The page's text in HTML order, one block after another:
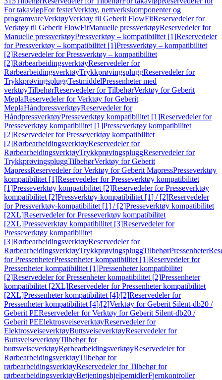
For takavløpFor festerVerktøy, nettverkskomponenter og
programvareVerktøyVerktøy til Geberit FlowFitReservedeler for
Verktøy til Geberit FlowFitManuelle pressverktøyReservedeler for
Manuelle pressverktøyPressverktøy – kompatibilitet [1]Reservedeler
for Pressverktøy – kompatibilitet [1]Pressverktøy – kompatibilitet
[2]Reservedeler for Pressverktøy – kompatibilitet
[2]RørbearbeidingsverktøyReservedeler for
RørbearbeidingsverktøyTrykkprøvingspluggReservedeler for
TrykkprøvingspluggTestmiddelPressenheter med
verktøyTilbehørReservedeler for TilbehørVerktøy for Geberit
MeplaReservedeler for Verktøy for Geberit
MeplaHåndpressverktøyReservedeler for
HåndpressverktøyPresseverktøy kompatibilitet [1]Reservedeler for
Presseverktøy kompatibilitet [1]Presseverktøy kompatibilitet
[2]Reservedeler for Presseverktøy kompatibilitet
[2]RørbearbeidingsverktøyReservedeler for
RørbearbeidingsverktøyTrykkprøvingspluggReservedeler for
TrykkprøvingspluggTilbehørVerktøy for Geberit
MapressReservedeler for Verktøy for Geberit MapressPresseverktøy
kompatibilitet [1]Reservedeler for Presseverktøy kompatibilitet
[1]Presseverktøy kompatibilitet [2]Reservedeler for Presseverktøy
kompatibilitet [2]Pressverktøy-kompatibilitet [1] / [2]Reservedeler
for Pressverktøy-kompatibilitet [1] / [2]Presseverktøy kompatibilitet
[2XL]Reservedeler for Presseverktøy kompatibilitet
[2XL]Presseverktøy kompatibilitet [3]Reservedeler for
Presseverktøy kompatibilitet
[3]RørbearbeidingsverktøyReservedeler for
RørbearbeidingsverktøyTrykkprøvingspluggTilbehørPressenheter
for PressenheterPressenheter kompatibilitet [1]Reservedeler for
Pressenheter kompatibilitet [1]Pressenheter kompatibilitet
[2]Reservedeler for Pressenheter kompatibilitet [2]Pressenheter
kompatibilitet [2XL]Reservedeler for Pressenheter kompatibilitet
[2XL]Pressenheter kompatibilitet [4]/[2]Reservedeler for
Pressenheter kompatibilitet [4]/[2]Verktøy for Geberit Silent-db20 /
Geberit PEReservedeler for Verktøy for Geberit Silent-db20 /
Geberit PEElektrosveiseverktøyReservedeler for
ElektrosveiseverktøyButtsveiseverktøyReservedeler for
ButtsveiseverktøyTilbehør for
buttsveiseverktøyRørbearbeidingsverktøyReservedeler for
RørbearbeidingsverktøyTilbehør for
rørbearbeidingsverktøyReservedeler for Tilbehør for
rørbearbeidingsverktøyBetjeningshjelpemidlerFjernkontroller